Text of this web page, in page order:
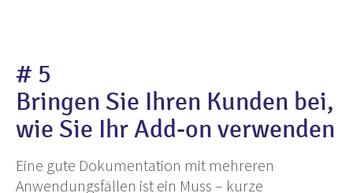
# 5
Bringen Sie Ihren Kunden bei,
wie Sie Ihr Add-on verwenden
Eine gute Dokumentation mit mehreren
Anwendungsfällen ist ein Muss – kurze